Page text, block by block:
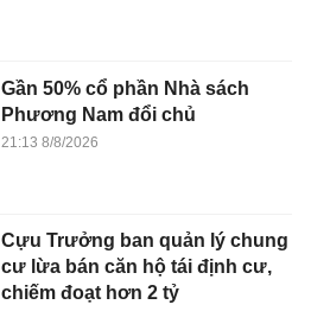
Gần 50% cổ phần Nhà sách
Phương Nam đổi chủ
21:13 8/8/2026
Cựu Trưởng ban quản lý chung
cư lừa bán căn hộ tái định cư,
chiếm đoạt hơn 2 tỷ